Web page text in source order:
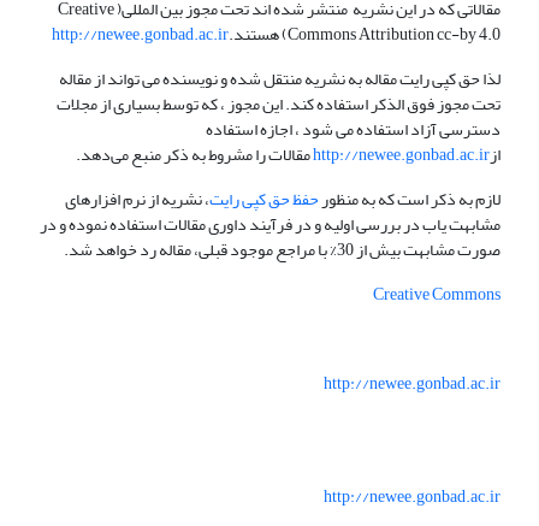
مقالاتی که در این نشریه منتشر شده اند تحت مجوز بین المللی( Creative
Commons Attribution cc-by 4.0) هستند.
http://newee.gonbad.ac.ir
لذا حق کپی رایت مقاله به نشریه منتقل شده و نویسنده می تواند از مقاله
تحت مجوز فوق الذکر استفاده کند. این مجوز ، که توسط بسیاری از مجلات
دسترسی آزاد استفاده می شود ، اجازه استفاده
ازhttp://newee.gonbad.ac.irمقالات را مشروط به ذکر منبع می‌دهد.
لازم به ذکر است که به منظورحفظ حق کپی رایت، نشریه از نرم افزارهای
مشابهت یاب در بررسی اولیه و در فرآیند داوری مقالات استفاده نموده و در
صورت مشابهت بیش از 30% با مراجع موجود قبلی، مقاله رد خواهد شد.
Creative Commons
http://newee.gonbad.ac.ir
http://newee.gonbad.ac.ir